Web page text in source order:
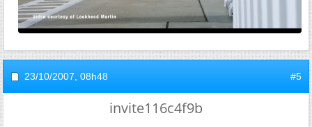
23/10/2007, 08h48 #5
invite116c4f9b